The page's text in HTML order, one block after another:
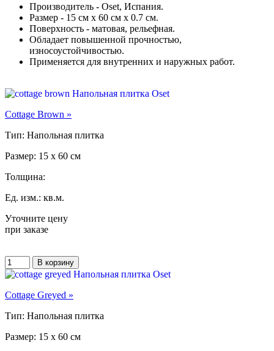
Производитель - Oset, Испания.
Размер - 15 см х 60 см х 0.7 см.
Поверхность - матовая, рельефная.
Обладает повышенной прочностью,
износоустойчивостью.
Применяется для внутренних и наружных работ.
Cottage Brown »
Тип: Напольная плитка
Размер: 15 x 60 см
Толщина:
Ед. изм.: кв.м.
Уточните цену
при заказе
Cottage Greyed »
Тип: Напольная плитка
Размер: 15 x 60 см